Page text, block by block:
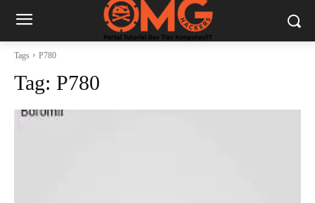
Tags P780
Tag: P780